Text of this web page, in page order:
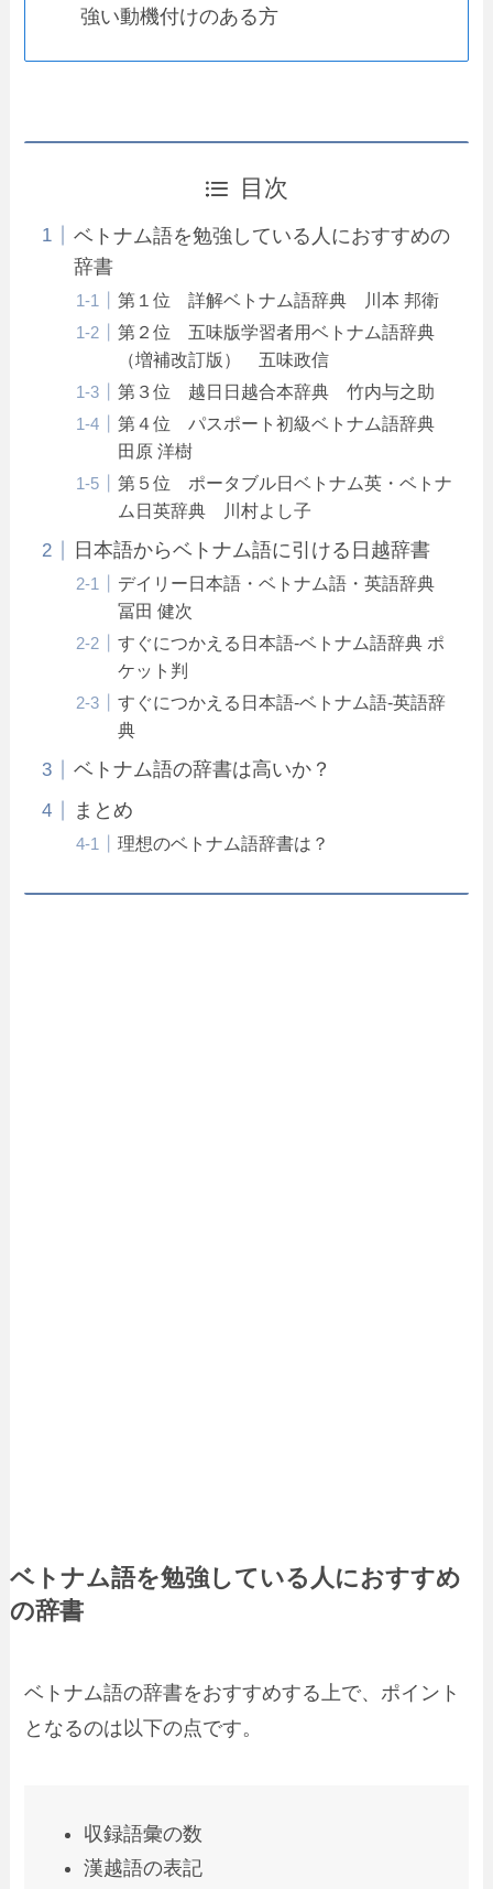
強い動機付けのある方
目次
ベトナム語を勉強している人におすすめの
辞書
第１位 詳解ベトナム語辞典 川本 邦衛
第２位 五味版学習者用ベトナム語辞典
（増補改訂版） 五味政信
第３位 越日日越合本辞典 竹内与之助
第４位 パスポート初級ベトナム語辞典
田原 洋樹
第５位 ポータブル日ベトナム英・ベトナ
ム日英辞典 川村よし子
日本語からベトナム語に引ける日越辞書
デイリー日本語・ベトナム語・英語辞典
冨田 健次
すぐにつかえる日本語‐ベトナム語辞典 ポ
ケット判
すぐにつかえる日本語‐ベトナム語‐英語辞
典
ベトナム語の辞書は高いか？
まとめ
理想のベトナム語辞書は？
ベトナム語を勉強している人におすすめ
の辞書
ベトナム語の辞書をおすすめする上で、ポイント
となるのは以下の点です。
収録語彙の数
漢越語の表記